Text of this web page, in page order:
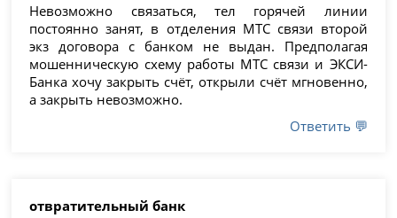
Невозможно связаться, тел горячей линии
постоянно занят, в отделения МТС связи второй
экз договора с банком не выдан. Предполагая
мошенническую схему работы МТС связи и ЭКСИ-
Банка хочу закрыть счёт, открыли счёт мгновенно,
а закрыть невозможно.
Ответить 💬
отвратительный банк